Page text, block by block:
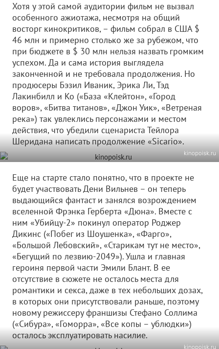
Хотя у этой самой аудитории фильм не вызвал
особенного ажиотажа, несмотря на общий
восторг кинокритиков, – фильм собрал в США $
46 млн и примерно столько же за рубежом, что
при бюджете в $ 30 млн нельзя назвать громким
успехом. Да и сама история выглядела
законченной и не требовала продолжения. Но
продюсеры Бэзил Иваник, Эрика Ли, Тэд
Лакинбилл и Ко («База «Клейтон», «Город
воров», «Битва титанов», «Джон Уик», «Ветреная
река») так увлеклись персонажами и местом
действия, что убедили сценариста Тейлора
Шеридана написать продолжение «Sicario».
kinopoisk.ru
Еще на старте стало понятно, что в проекте не
будет участвовать Дени Вильнев – он теперь
выдающийся фантаст и занялся возрождением
вселенной Фрэнка Герберта «Дюна». Вместе с
ним «Убийцу-2» покинул оператор Роджер
Дикинс («Побег из Шоушенка», «Фарго»,
«Большой Лебовский», «Старикам тут не место»,
«Бегущий по лезвию-2049»). Ушла и главная
героиня первой части Эмили Блант. В ее
отсутствие в сюжете не осталось места для
романтики и секса, даже в тех небольших дозах,
в которых они присутствовали раньше, поэтому
новому режиссеру франшизы Стефано Соллима
(«Сибура», «Гоморра», «Все копы – ублюдки»)
осталось эксплуатировать насилие.
kinopoisk.ru